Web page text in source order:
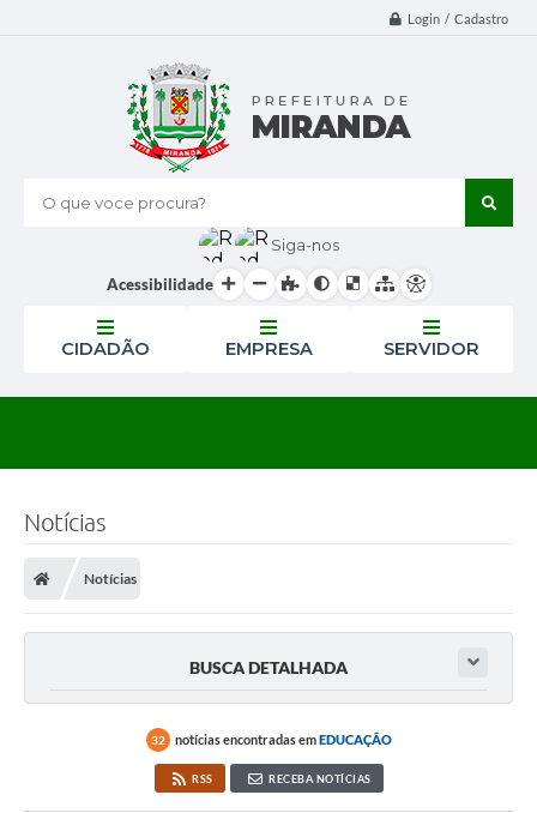
Login / Cadastro
O que voce procura?
Siga-nos
Acessibilidade
CIDADÃO EMPRESA SERVIDOR
Notícias
Notícias
BUSCA DETALHADA
32 notícias encontradas emEDUCAÇÃO
RSS RECEBA NOTÍCIAS